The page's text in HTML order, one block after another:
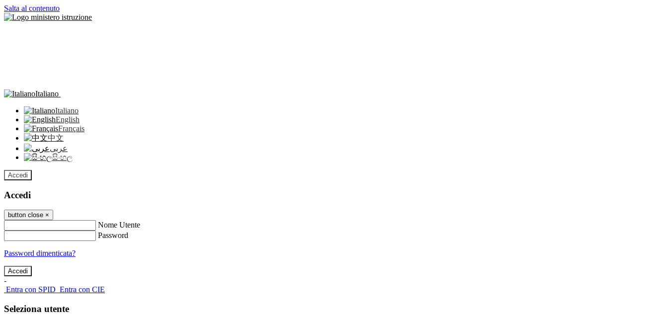
Salta al contenuto
Italiano
Italiano
English
Français
中文
عربى
සිංහල
Accedi
Accedi
button close ×
Nome Utente
Password
Password dimenticata?
-
Entra con SPID Entra con CIE
Seleziona utente